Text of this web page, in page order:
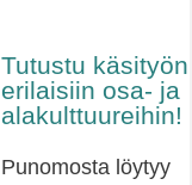
Tutustu käsityön
erilaisiin osa- ja
alakulttuureihin!
Punomosta löytyy